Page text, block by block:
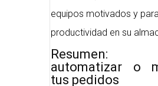
equipos motivados y
productividad en su
Resumen:
automatizar o
tus pedidos